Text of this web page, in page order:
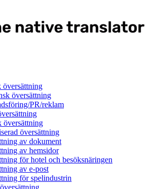
översättning
översättning
PR/reklam
översättning
översättning
av dokument
av hemsidor
för hotel och besöksnäringen
av e-post
för spelindustrin